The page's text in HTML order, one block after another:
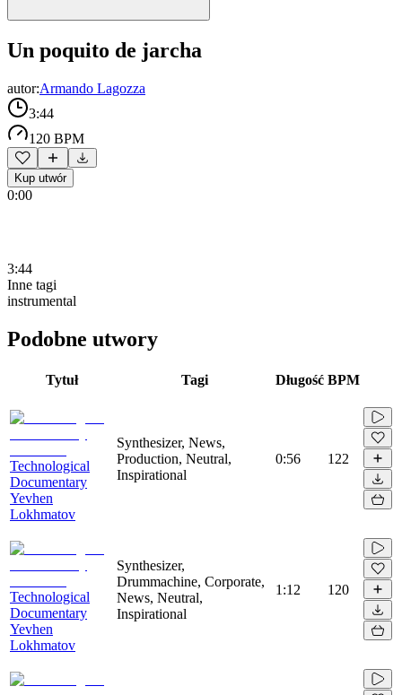
Un poquito de jarcha
autor:Armando Lagozza
3:44
120 BPM
Kup utwór
0:00
3:44
Inne tagi
instrumental
Podobne utwory
Tytuł Tagi Długość BPM
Technological
Documentary
Yevhen
Lokhmatov
Synthesizer, News,
Production, Neutral,
Inspirational
0:56 122
Technological
Documentary
Yevhen
Lokhmatov
Synthesizer,
Drummachine, Corporate,
News, Neutral,
Inspirational
1:12 120